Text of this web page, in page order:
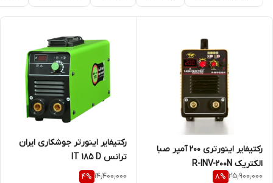
رکتیفایر اینورتری 200 آمپر صبا
الکتریک R-INV-200N
25,900,000
8%
رکتیفایر اینورتر جوشکاری ایران
ترانس IT 185 D
14,400,000
4%